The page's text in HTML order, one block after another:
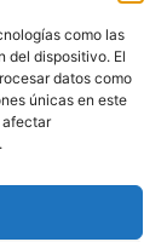
como las
del dispositivo. El
datos como
únicas en este
afectar